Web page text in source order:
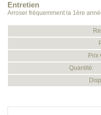
Entretien
Arroser fréquemment la 1ère
Prix
Quantité: